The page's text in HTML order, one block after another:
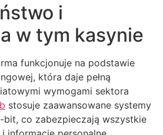
i
w tym kasynie
funkcjonuje na podstawie
która daje pełną
wymogami sektora
stosuje zaawansowane systemy
bit, co zabezpieczają wszystkie